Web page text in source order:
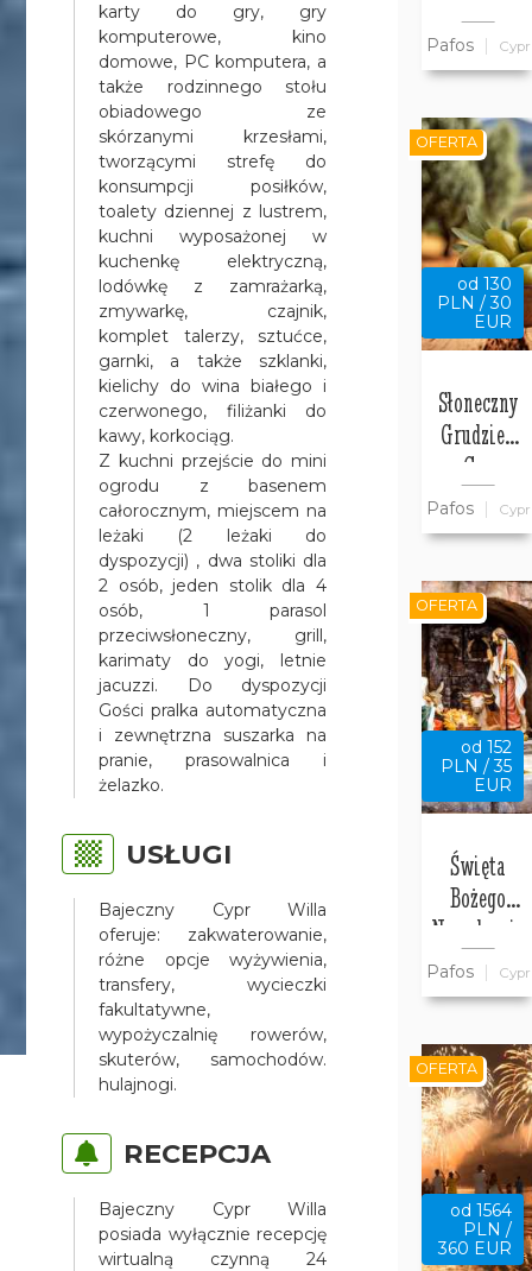
karty do gry, gry
komputerowe, kino
domowe, PC komputera, a
także rodzinnego stołu
obiadowego ze
skórzanymi krzesłami,
tworzącymi strefę do
konsumpcji posiłków,
toalety dziennej z lustrem,
kuchni wyposażonej w
kuchenkę elektryczną,
lodówkę z zamrażarką,
zmywarkę, czajnik,
komplet talerzy, sztućce,
garnki, a także szklanki,
kielichy do wina białego i
czerwonego, filiżanki do
kawy, korkociąg.
Z kuchni przejście do mini
ogrodu z basenem
całorocznym, miejscem na
leżaki (2 leżaki do
dyspozycji) , dwa stoliki dla
2 osób, jeden stolik dla 4
osób, 1 parasol
przeciwsłoneczny, grill,
karimaty do yogi, letnie
jacuzzi. Do dyspozycji
Gości pralka automatyczna
i zewnętrzna suszarka na
pranie, prasowalnica i
żelazko.
USŁUGI
Bajeczny Cypr Willa
oferuje: zakwaterowanie,
różne opcje wyżywienia,
transfery, wycieczki
fakultatywne,
wypożyczalnię rowerów,
skuterów, samochodów.
hulajnogi.
RECEPCJA
Bajeczny Cypr Willa
posiada wyłącznie recepcję
wirtualną czynną 24
Bajeczny
Cypr
Pafos Cypr
od 130
PLN / 30
EUR
Słoneczny
Grudzień
na Cyprze
w Pafos w
Willi
Cypr
Pafos Cypr
OFERTA
od 152
PLN / 35
EUR
Święta
Bożego
Narodzenia
w willi
Bajeczny
Pafos
Pafos Cypr
OFERTA
od 1564
PLN /
360 EUR
OFERTA